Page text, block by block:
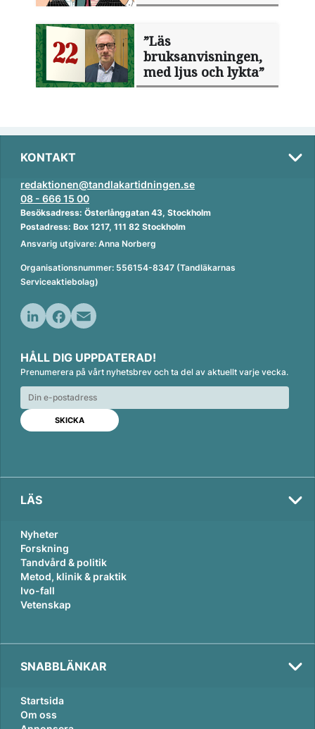
”Läs
bruksanvisningen,
med ljus och lykta”
KONTAKT
redaktionen@tandlakartidningen.se
08 - 666 15 00
Besöksadress: Österlånggatan 43, Stockholm
Postadress: Box 1217, 111 82 Stockholm
Ansvarig utgivare: Anna Norberg
Organisationsnummer: 556154-8347 (Tandläkarnas
Serviceaktiebolag)
n
k
e
d
n
c
e
b
o
o
k
a
i
l
HÅLL DIG UPPDATERAD!
Prenumerera på vårt nyhetsbrev och ta del av aktuellt varje vecka.
LÄS
Nyheter
Forskning
Tandvård & politik
Metod, klinik & praktik
Ivo-fall
Vetenskap
SNABBLÄNKAR
Startsida
Om oss